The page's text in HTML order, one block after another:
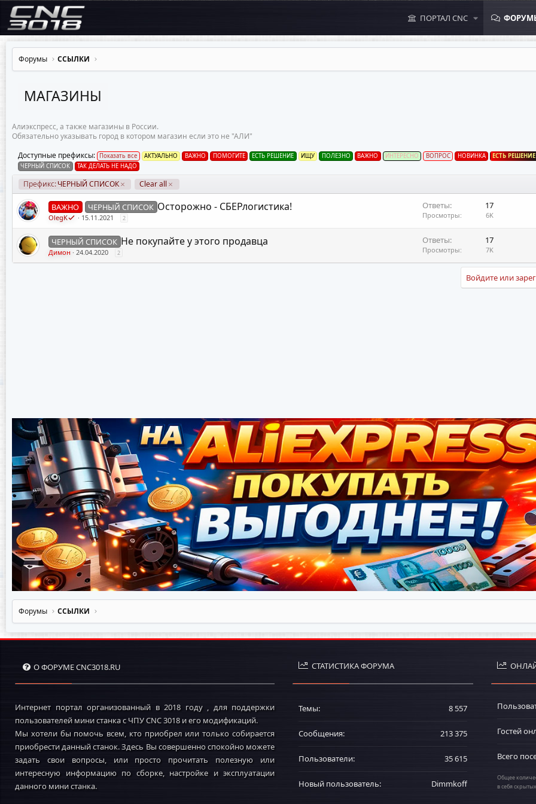
ПОРТАЛ CNC
Форумы ССЫЛКИ
МАГАЗИНЫ
Алиэкспресс, а также магазины в России.
Обязательно указывать город в котором магазин если это не "АЛИ"
Доступные префиксы:
Показать все АКТУАЛЬНО ВАЖНО ПОМОГИТЕ ЕСТЬ РЕШЕНИЕ ИЩУ ПОЛЕЗНО ВАЖНО ИНТЕРЕСНО ВОПРОС НОВИНКА ЕСТЬ РЕШЕНИЕ
ЧЕРНЫЙ СПИСОК
ТАК ДЕЛАТЬ НЕ НАДО
Префикс:ЧЕРНЫЙ СПИСОК Clear all
ВАЖНО ЧЕРНЫЙ СПИСОК Осторожно - СБЕРлогистика!
OlegK 15.11.2021 2
Ответы 17
Просмотры 6K
ЧЕРНЫЙ СПИСОК Не покупайте у этого продавца
Димон 24.04.2020 2
Ответы 17
Просмотры 7K
Войдите или
Форумы ССЫЛКИ
О ФОРУМЕ CNC3018.RU
Интернет портал организованный в 2018 году , для поддержки
пользователей мини станка с ЧПУ CNC 3018 и его модификаций.
Мы хотели бы помочь всем, кто приобрел или только собирается
приобрести данный станок. Здесь Вы совершенно спокойно можете
задать свои вопросы, или просто прочитать полезную или
интересную информацию по сборке, настройке и эксплуатации
данного мини станка.
СТАТИСТИКА ФОРУМА
Темы 8 557
Сообщения 213 375
Пользователи 35 615
Новый пользователь Dimmkoff
Гостей
Всего
Общее
в себя